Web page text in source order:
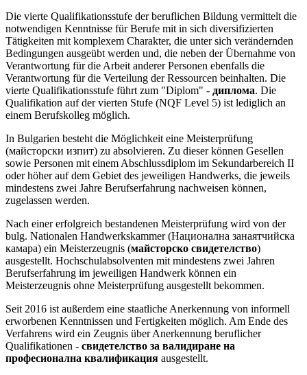
Die vierte Qualifikationsstufe der beruflichen Bildung vermittelt die
notwendigen Kenntnisse für Berufe mit in sich diversifizierten
Tätigkeiten mit komplexem Charakter, die unter sich verändernden
Bedingungen ausgeübt werden und, die neben der Übernahme von
Verantwortung für die Arbeit anderer Personen ebenfalls die
Verantwortung für die Verteilung der Ressourcen beinhalten. Die
vierte Qualifikationsstufe führt zum "Diplom" - диплома. Die
Qualifikation auf der vierten Stufe (NQF Level 5) ist lediglich an
einem Berufskolleg möglich.
In Bulgarien besteht die Möglichkeit eine Meisterprüfung
(майсторски изпит) zu absolvieren. Zu dieser können Gesellen
sowie Personen mit einem Abschlussdiplom im Sekundarbereich II
oder höher auf dem Gebiet des jeweiligen Handwerks, die jeweils
mindestens zwei Jahre Berufserfahrung nachweisen können,
zugelassen werden.
Nach einer erfolgreich bestandenen Meisterprüfung wird von der
bulg. Nationalen Handwerkskammer (Национална занаятчийска
камара) ein Meisterzeugnis (майсторско свидетелство)
ausgestellt. Hochschulabsolventen mit mindestens zwei Jahren
Berufserfahrung im jeweiligen Handwerk können ein
Meisterzeugnis ohne Meisterprüfung ausgestellt bekommen.
Seit 2016 ist außerdem eine staatliche Anerkennung von informell
erworbenen Kenntnissen und Fertigkeiten möglich. Am Ende des
Verfahrens wird ein Zeugnis über Anerkennung beruflicher
Qualifikationen - свидетелство за валидиране на
професионална квалификация ausgestellt.